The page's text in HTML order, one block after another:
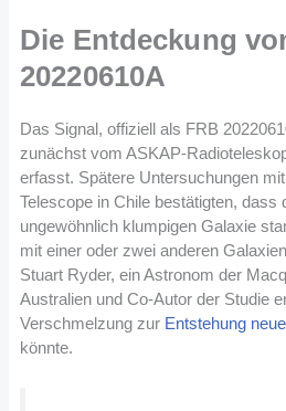
Die Entdeckung
20220610A
Das Signal, offiziell als FRB
zunächst vom ASKAP-
erfasst. Spätere Untersuchungen
Telescope in Chile bestätigten, dass
ungewöhnlich klumpigen Galaxie
mit einer oder zwei anderen
Stuart Ryder, ein Astronom der
Australien und Co-Autor der Studie
Verschmelzung zur Entstehung
könnte.